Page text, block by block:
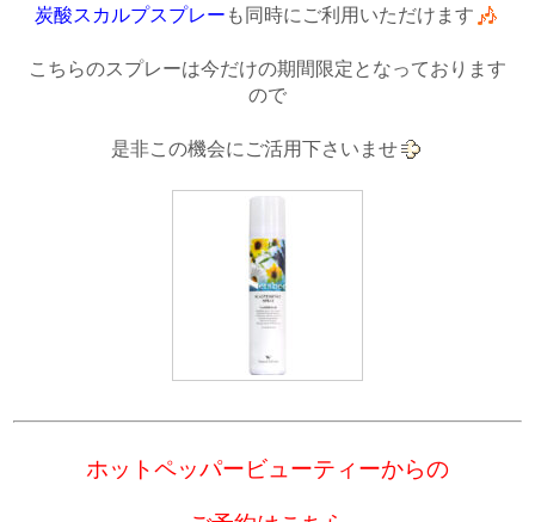
炭酸スカルプスプレー も同時にご利用いただけます
こちらのスプレーは今だけの期間限定となっております
ので
是非この機会にご活用下さいませ
ホットペッパービューティーからの